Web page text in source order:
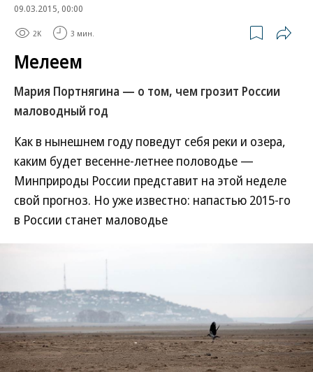
09.03.2015, 00:00
2K 3 мин.
Мелеем
Мария Портнягина — о том, чем грозит России
маловодный год
Как в нынешнем году поведут себя реки и озера,
каким будет весенне-летнее половодье —
Минприроды России представит на этой неделе
свой прогноз. Но уже известно: напастью 2015-го
в России станет маловодье